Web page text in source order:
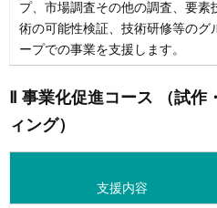
プ、市場調査その他の調査、要素
術の可能性検証、技術研修等のグ
ープでの事業を支援します。
Ⅱ 事業化促進コース （試
ィング）
支援内容